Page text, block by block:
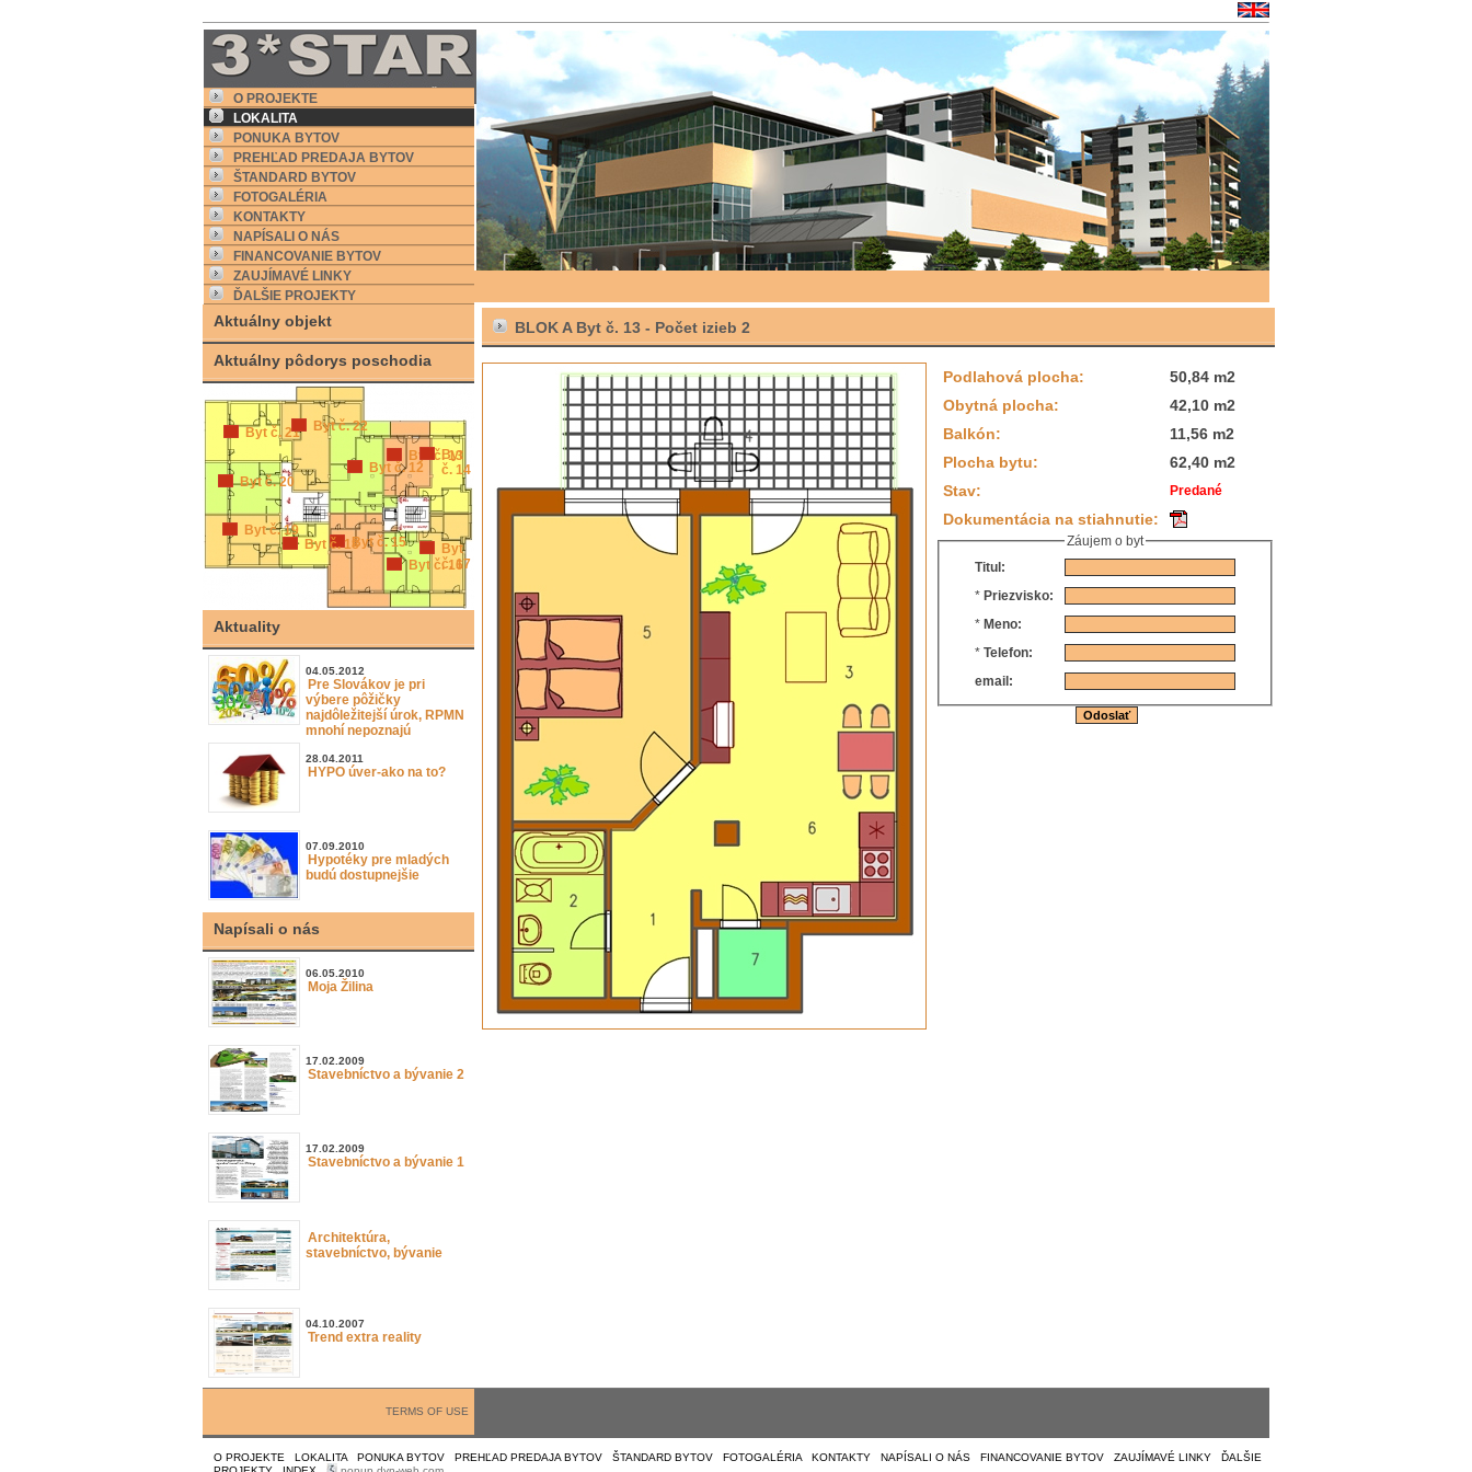
O PROJEKTE
LOKALITA
PONUKA BYTOV
PREHĽAD PREDAJA BYTOV
ŠTANDARD BYTOV
FOTOGALÉRIA
KONTAKTY
NAPÍSALI O NÁS
FINANCOVANIE BYTOV
ZAUJÍMAVÉ LINKY
ĎALŠIE PROJEKTY
Aktuálny objekt
Aktuálny pôdorys poschodia
Byt č. 12
Byt č. 13
Byt
č. 14
Byt č. 15
Byt č. 16
Byt
č. 17
Byt č. 18
Byt č. 19
Byt č. 20
Byt č. 21 Byt č. 22
Aktuality
04.05.2012
Pre Slovákov je pri
výbere pôžičky
najdôležitejší úrok, RPMN
mnohí nepoznajú
28.04.2011
HYPO úver-ako na to?
07.09.2010
Hypotéky pre mladých
budú dostupnejšie
Napísali o nás
06.05.2010
Moja Žilina
17.02.2009
Stavebníctvo a bývanie 2
17.02.2009
Stavebníctvo a bývanie 1
Architektúra,
stavebníctvo, bývanie
04.10.2007
Trend extra reality
BLOK A Byt č. 13 - Počet izieb 2
Podlahová plocha:
50,84 m2
Obytná plocha:
42,10 m2
Balkón:
11,56 m2
Plocha bytu:
62,40 m2
Stav:
Predané
Dokumentácia na stiahnutie:
Záujem o byt
Titul:
* Priezvisko:
* Meno:
* Telefon:
email:
TERMS OF USE
O PROJEKTE LOKALITA PONUKA BYTOV PREHĽAD PREDAJA BYTOV ŠTANDARD BYTOV FOTOGALÉRIA KONTAKTY NAPÍSALI O NÁS FINANCOVANIE BYTOV ZAUJÍMAVÉ LINKY
ĎALŠIE